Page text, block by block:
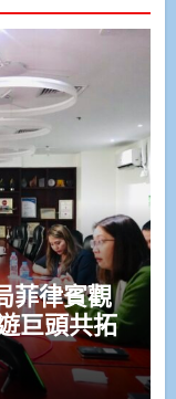
菲律賓觀